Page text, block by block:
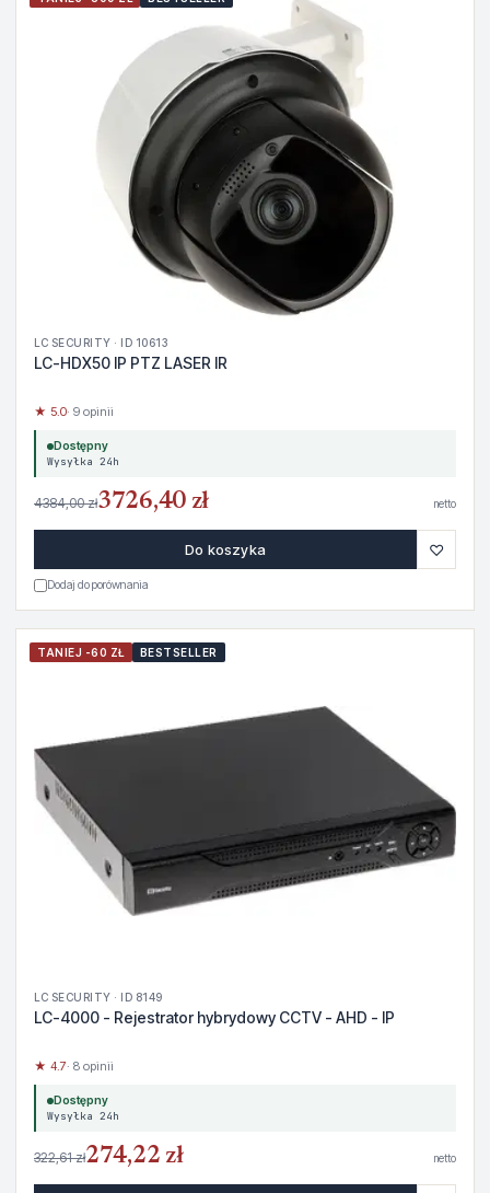
LC SECURITY · ID 10613
LC-HDX50 IP PTZ LASER IR
★ 5.0· 9 opinii
Dostępny
Wysyłka 24h
4384,00 zł3726,40 zł netto
Do koszyka ♡
Dodaj do porównania
TANIEJ -60 ZŁ BESTSELLER
LC SECURITY · ID 8149
LC-4000 - Rejestrator hybrydowy CCTV - AHD - IP
★ 4.7· 8 opinii
Dostępny
Wysyłka 24h
322,61 zł274,22 zł netto